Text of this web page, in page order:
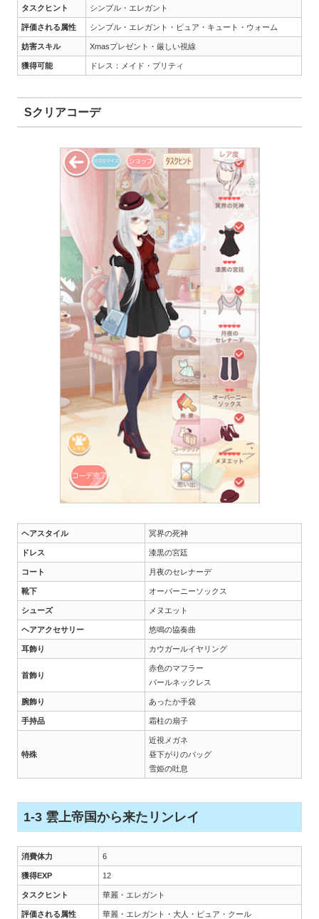
タスクヒント シンプル・エレガント
評価される属性 シンプル・エレガント・ピュア・キュート・ウォーム
妨害スキル Xmasプレゼント・厳しい視線
獲得可能 ドレス：メイド・プリティ
Sクリアコーデ
ヘアスタイル 冥界の死神
ドレス 漆黒の宮廷
コート 月夜のセレナーデ
靴下 オーバーニーソックス
シューズ メヌエット
ヘアアクセサリー 悠鳴の協奏曲
耳飾り カウガールイヤリング
首飾り
赤色のマフラー
パールネックレス
腕飾り あったか手袋
手持品 霜柱の扇子
特殊
近視メガネ
昼下がりのバッグ
雪姫の吐息
1-3 雲上帝国から来たリンレイ
消費体力 6
獲得EXP 12
タスクヒント 華麗・エレガント
評価される属性 華麗・エレガント・大人・ピュア・クール